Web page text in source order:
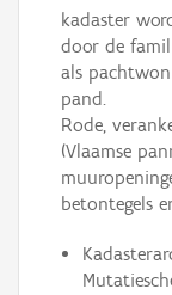
kadaster
door de
als
pand.
Rode,
(Vlaamse
betontegels